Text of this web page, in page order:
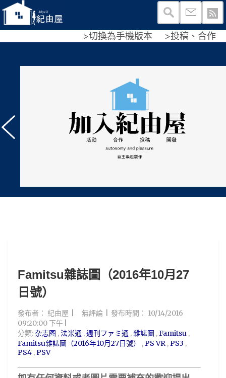
>切換為手機版本 >投稿、合作
看
Famitsu雜誌圖（2016年10月27
日號）
發布者： 紀由屋 無評論 發布時間： 10/14/2016
09:20:00 下午
分類:杂志图 , 法米通 ,週刊ファミ通 ,雜誌圖 ,Famitsu ,
Famitsu雜誌圖（2016年10月27日號）
,PS VR ,PS3 ,
PS4 ,PSV